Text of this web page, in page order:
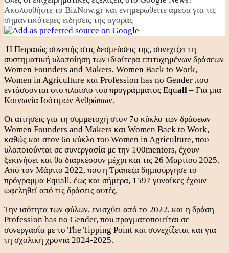
Ακολουθήστε το BizNow.gr και ενημερωθείτε άμεσα για τις
σημαντικότερες ειδήσεις της αγοράς
Η Πειραιώς συνεπής στις δεσμεύσεις της, συνεχίζει τη
συστηματική υλοποίηση των ιδιαίτερα επιτυχημένων δράσεων
Women Founders and Makers, Women Βack to Work,
Women in Agriculture και Profession has no Gender που
εντάσσονται στο πλαίσιο του προγράμματος Equall – Για μια
Κοινωνία Ισότιμων Ανθρώπων.
Οι αιτήσεις για τη συμμετοχή στον 7ο κύκλο των δράσεων
Women Founders and Makers και Women Βack to Work,
καθώς και στον 6ο κύκλο του Women in Agriculture, που
υλοποιούνται σε συνεργασία με την 100mentors, έχουν
ξεκινήσει και θα διαρκέσουν μέχρι και τις 26 Μαρτίου 2025.
Από τον Μάρτιο 2022, που η Τράπεζα δημιούργησε το
πρόγραμμα Equall, έως και σήμερα, 1597 γυναίκες έχουν
ωφεληθεί από τις δράσεις αυτές.
Την ισότητα των φύλων, ενισχύει από το 2022, και η δράση
Profession has no Gender, που πραγματοποιείται σε
συνεργασία με το The Tipping Point και συνεχίζεται και για
τη σχολική χρονιά 2024-2025.